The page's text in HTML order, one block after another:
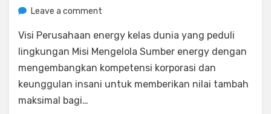
byRediyus Putra
Leave a comment
PT
Bukit
Asam
Tbk
Visi Perusahaan energy kelas dunia yang peduli
lingkungan Misi Mengelola Sumber energy dengan
mengembangkan kompetensi korporasi dan
keunggulan insani untuk memberikan nilai tambah
maksimal bagi…